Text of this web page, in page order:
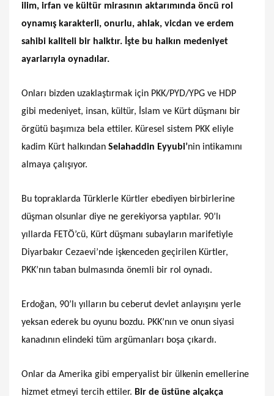
ilim, irfan ve kültür mirasının aktarımında öncü rol
oynamış karakterli, onurlu, ahlak, vicdan ve erdem
sahibi kaliteli bir halktır. İşte bu halkın medeniyet
ayarlarıyla oynadılar.
Onları bizden uzaklaştırmak için PKK/PYD/YPG ve HDP
gibi medeniyet, insan, kültür, İslam ve Kürt düşmanı bir
örgütü başımıza bela ettiler. Küresel sistem PKK eliyle
kadim Kürt halkından Selahaddin Eyyubi’nin intikamını
almaya çalışıyor.
Bu topraklarda Türklerle Kürtler ebediyen birbirlerine
düşman olsunlar diye ne gerekiyorsa yaptılar. 90’lı
yıllarda FETÖ’cü, Kürt düşmanı subayların marifetiyle
Diyarbakır Cezaevi’nde işkenceden geçirilen Kürtler,
PKK’nın taban bulmasında önemli bir rol oynadı.
Erdoğan, 90’lı yılların bu ceberut devlet anlayışını yerle
yeksan ederek bu oyunu bozdu. PKK’nın ve onun siyasi
kanadının elindeki tüm argümanları boşa çıkardı.
Onlar da Amerika gibi emperyalist bir ülkenin emellerine
hizmet etmeyi tercih ettiler. Bir de üstüne alçakça